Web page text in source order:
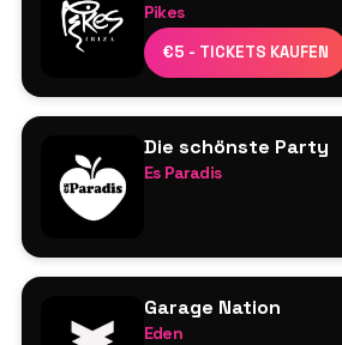
Pikes
€5 - TICKETS KAUFEN
David Morales
Mehr wird noch bekannt
Die schönste Party
Es Paradis
Garage Nation
Eden